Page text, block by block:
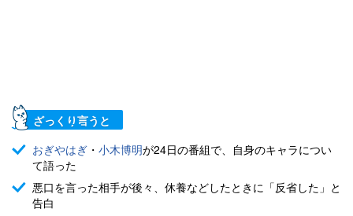
ざっくり言うと
おぎやはぎ ・ 小木博明が24日の番組で、自身のキャラについ
て語った
悪口を言った相手が後々、休養などしたときに「反省した」と
告白